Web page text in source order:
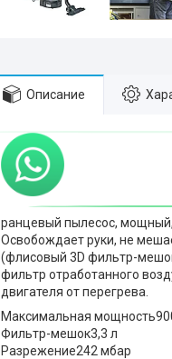
Описание
ранцевый пылесос, мощный,
Освобождает руки, не
(флисовый 3D фильтр-
фильтр отработанного
двигателя от перегрева.
Максимальная мощность
Фильтр-мешок3,3 л
Разрежение242 мбар